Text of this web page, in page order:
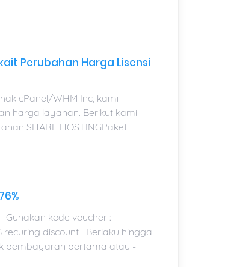
Perubahan Harga Lisensi
cPanel/WHM Inc, kami
harga layanan. Berikut kami
SHARE HOSTINGPaket
kode voucher :
recuring discount Berlaku hingga
pembayaran pertama atau -